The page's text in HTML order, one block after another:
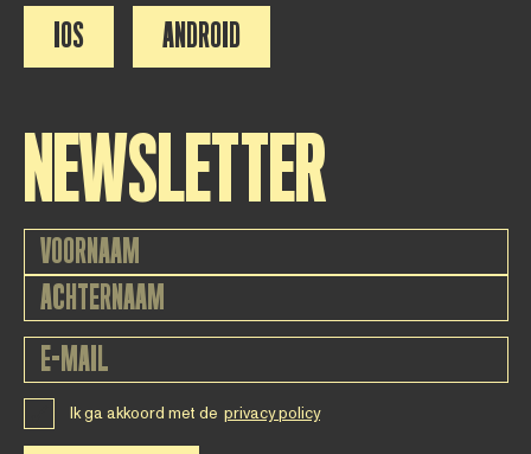
IOS ANDROID
NEWSLETTER
Ik ga akkoord met de privacy policy